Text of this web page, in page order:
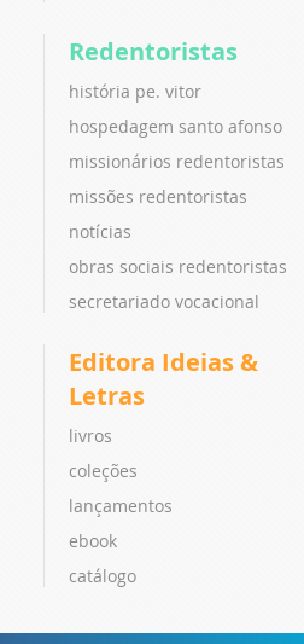
Redentoristas
história pe. vitor
hospedagem santo afonso
missionários redentoristas
missões redentoristas
notícias
obras sociais redentoristas
secretariado vocacional
Editora Ideias &
Letras
livros
coleções
lançamentos
ebook
catálogo